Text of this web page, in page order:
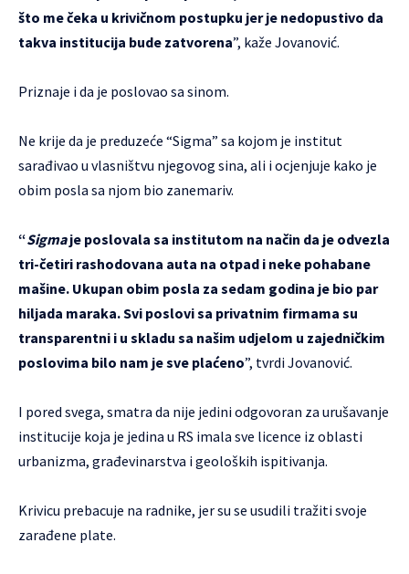
što me čeka u krivičnom postupku jer je nedopustivo da
takva institucija bude zatvorena”, kaže Jovanović.
Priznaje i da je poslovao sa sinom.
Ne krije da je preduzeće “Sigma” sa kojom je institut
sarađivao u vlasništvu njegovog sina, ali i ocjenjuje kako je
obim posla sa njom bio zanemariv.
“Sigmaje poslovala sa institutom na način da je odvezla
tri-četiri rashodovana auta na otpad i neke pohabane
mašine. Ukupan obim posla za sedam godina je bio par
hiljada maraka. Svi poslovi sa privatnim firmama su
transparentni i u skladu sa našim udjelom u zajedničkim
poslovima bilo nam je sve plaćeno”, tvrdi Jovanović.
I pored svega, smatra da nije jedini odgovoran za urušavanje
institucije koja je jedina u RS imala sve licence iz oblasti
urbanizma, građevinarstva i geoloških ispitivanja.
Krivicu prebacuje na radnike, jer su se usudili tražiti svoje
zarađene plate.